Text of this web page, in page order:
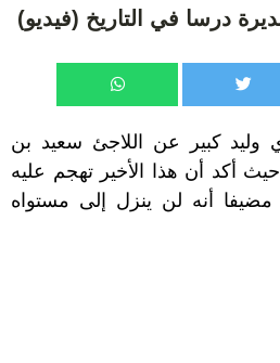
درسا في التاريخ (فيديو)
وليد كبير عن اللاجئ سعيد بن
حيث أكد أن هذا الأخير تهجم عليه
مضيفا أنه لن ينزل إلى مستواه